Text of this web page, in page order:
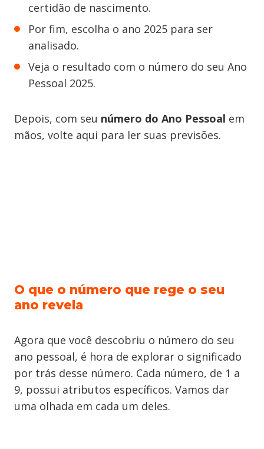
certidão de nascimento.
Por fim, escolha o ano 2025 para ser
analisado.
Veja o resultado com o número do seu Ano
Pessoal 2025.
Depois, com seu número do Ano Pessoal em
mãos, volte aqui para ler suas previsões.
O que o número que rege o seu
ano revela
Agora que você descobriu o número do seu
ano pessoal, é hora de explorar o significado
por trás desse número. Cada número, de 1 a
9, possui atributos específicos. Vamos dar
uma olhada em cada um deles.